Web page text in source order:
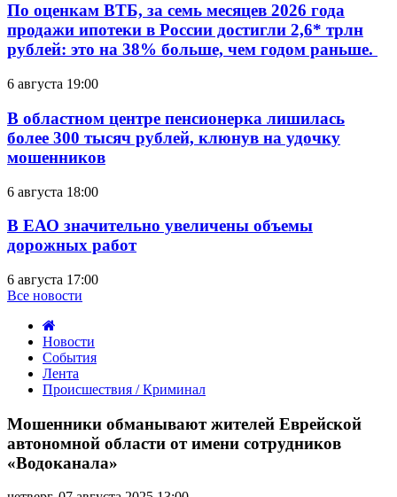
По оценкам ВТБ, за семь месяцев 2026 года
продажи ипотеки в России достигли 2,6* трлн
рублей: это на 38% больше, чем годом раньше.
6 августа 19:00
В областном центре пенсионерка лишилась
более 300 тысяч рублей, клюнув на удочку
мошенников
6 августа 18:00
В ЕАО значительно увеличены объемы
дорожных работ
6 августа 17:00
Все новости
Новости
События
Лента
Происшествия / Криминал
обманывают
жителей
Еврейской
автономной
Мошенники обманывают жителей Еврейской
автономной области от имени сотрудников
«Водоканала»